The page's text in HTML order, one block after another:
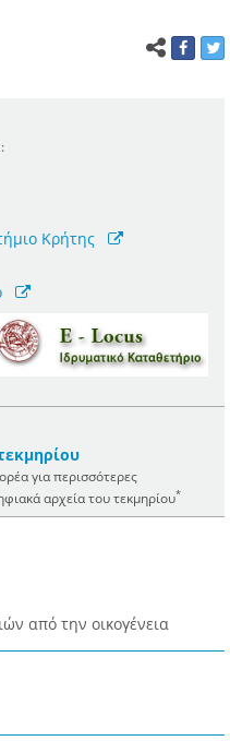
Κρήτης
για περισσότερες
αρχεία του τεκμηρίου*
από την οικογένεια